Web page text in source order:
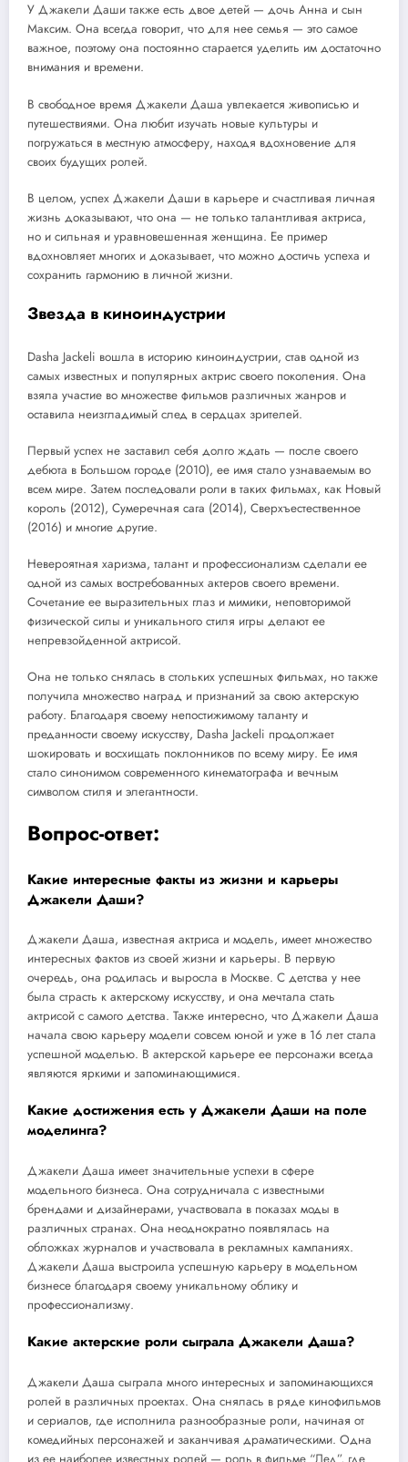
У Джакели Даши также есть двое детей — дочь Анна и сын
Максим. Она всегда говорит, что для нее семья — это самое
важное, поэтому она постоянно старается уделить им достаточно
внимания и времени.
В свободное время Джакели Даша увлекается живописью и
путешествиями. Она любит изучать новые культуры и
погружаться в местную атмосферу, находя вдохновение для
своих будущих ролей.
В целом, успех Джакели Даши в карьере и счастливая личная
жизнь доказывают, что она — не только талантливая актриса,
но и сильная и уравновешенная женщина. Ее пример
вдохновляет многих и доказывает, что можно достичь успеха и
сохранить гармонию в личной жизни.
Звезда в киноиндустрии
Dasha Jackeli вошла в историю киноиндустрии, став одной из
самых известных и популярных актрис своего поколения. Она
взяла участие во множестве фильмов различных жанров и
оставила неизгладимый след в сердцах зрителей.
Первый успех не заставил себя долго ждать — после своего
дебюта в Большом городе (2010), ее имя стало узнаваемым во
всем мире. Затем последовали роли в таких фильмах, как Новый
король (2012), Сумеречная сага (2014), Сверхъестественное
(2016) и многие другие.
Невероятная харизма, талант и профессионализм сделали ее
одной из самых востребованных актеров своего времени.
Сочетание ее выразительных глаз и мимики, неповторимой
физической силы и уникального стиля игры делают ее
непревзойденной актрисой.
Она не только снялась в стольких успешных фильмах, но также
получила множество наград и признаний за свою актерскую
работу. Благодаря своему непостижимому таланту и
преданности своему искусству, Dasha Jackeli продолжает
шокировать и восхищать поклонников по всему миру. Ее имя
стало синонимом современного кинематографа и вечным
символом стиля и элегантности.
Вопрос-ответ:
Какие интересные факты из жизни и карьеры
Джакели Даши?
Джакели Даша, известная актриса и модель, имеет множество
интересных фактов из своей жизни и карьеры. В первую
очередь, она родилась и выросла в Москве. С детства у нее
была страсть к актерскому искусству, и она мечтала стать
актрисой с самого детства. Также интересно, что Джакели Даша
начала свою карьеру модели совсем юной и уже в 16 лет стала
успешной моделью. В актерской карьере ее персонажи всегда
являются яркими и запоминающимися.
Какие достижения есть у Джакели Даши на поле
моделинга?
Джакели Даша имеет значительные успехи в сфере
модельного бизнеса. Она сотрудничала с известными
брендами и дизайнерами, участвовала в показах моды в
различных странах. Она неоднократно появлялась на
обложках журналов и участвовала в рекламных кампаниях.
Джакели Даша выстроила успешную карьеру в модельном
бизнесе благодаря своему уникальному облику и
профессионализму.
Какие актерские роли сыграла Джакели Даша?
Джакели Даша сыграла много интересных и запоминающихся
ролей в различных проектах. Она снялась в ряде кинофильмов
и сериалов, где исполнила разнообразные роли, начиная от
комедийных персонажей и заканчивая драматическими. Одна
из ее наиболее известных ролей — роль в фильме “Лед”, где